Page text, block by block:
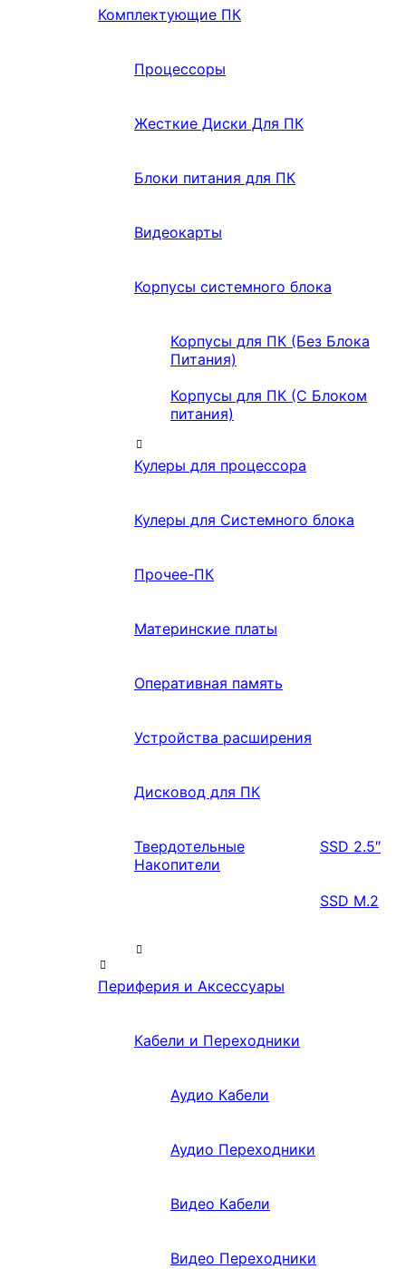
Комплектующие ПК
Процессоры
Жесткие Диски Для ПК
Блоки питания для ПК
Видеокарты
Корпусы системного блока
Корпусы для ПК (Без Блока
Питания)
Корпусы для ПК (С Блоком
питания)
Кулеры для процессора
Кулеры для Системного блока
Прочее-ПК
Материнские платы
Оперативная память
Устройства расширения
Дисковод для ПК
Твердотельные
Накопители
SSD 2.5″
SSD M.2
Периферия и Аксессуары
Кабели и Переходники
Аудио Кабели
Аудио Переходники
Видео Кабели
Видео Переходники